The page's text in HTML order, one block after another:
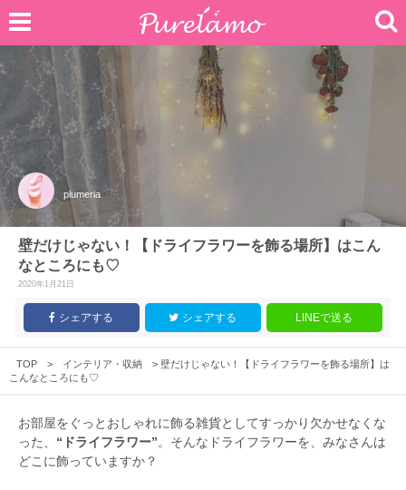
plumeria
壁だけじゃない！【ドライフラワーを飾る場所】はこん
なところにも♡
2020年1月21日
シェアする シェアする LINEで送る
TOP > インテリア・収納 > 壁だけじゃない！【ドライフラワーを飾る場所】は
こんなところにも♡
お部屋をぐっとおしゃれに飾る雑貨としてすっかり欠かせなくな
った、 “ドライフラワー”。そんなドライフラワーを、みなさんは
どこに飾っていますか？